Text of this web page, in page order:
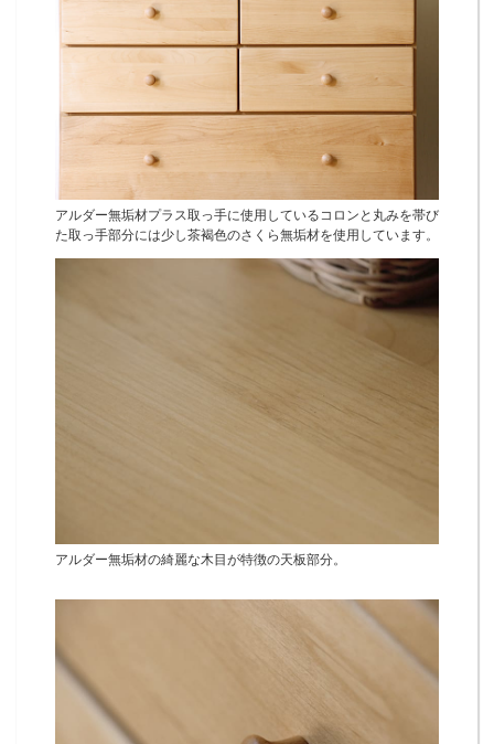
アルダー無垢材プラス取っ手に使用しているコロンと丸みを帯び
た取っ手部分には少し茶褐色のさくら無垢材を使用しています。
アルダー無垢材の綺麗な木目が特徴の天板部分。